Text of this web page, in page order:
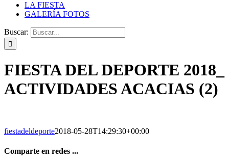
LA FIESTA
GALERÍA FOTOS
Buscar:
FIESTA DEL DEPORTE 2018_
ACTIVIDADES ACACIAS (2)
fiestadeldeporte2018-05-28T14:29:30+00:00
Comparte en redes ...